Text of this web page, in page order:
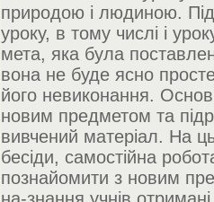
природою і людиною.
уроку, в тому числі і
мета, яка була
вона не буде ясно
його невиконання.
новим предметом та
вивчений матеріал. На
бесіди, самостійна
познайомити з новим